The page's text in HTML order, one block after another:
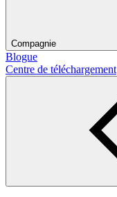
Compagnie
Blogue
Centre de téléchargement